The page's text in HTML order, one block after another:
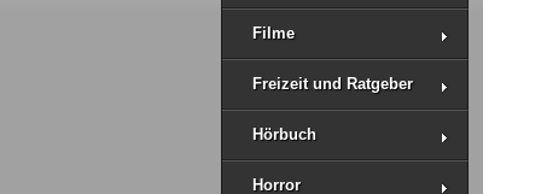
Filme
Freizeit und Ratgeber
Hörbuch
Horror